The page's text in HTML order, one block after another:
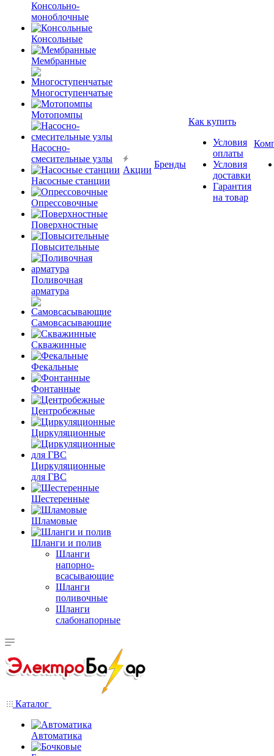
Консольно-
моноблочные
Консольные
Мембранные
Многоступенчатые
Мотопомпы
Насосно-
смесительные узлы
Насосные станции
Опрессовочные
Поверхностные
Повысительные
Поливочная
арматура
Самовсасывающие
Скважинные
Фекальные
Фонтанные
Центробежные
Циркуляционные
Циркуляционные
для ГВС
Шестеренные
Шламовые
Шланги и полив
Шланги
напорно-
всасывающие
Шланги
поливочные
Шланги
слабонапорные
Акции
Бренды
Как купить
Условия
оплаты
Условия
доставки
Гарантия
на товар
Каталог
Автоматика